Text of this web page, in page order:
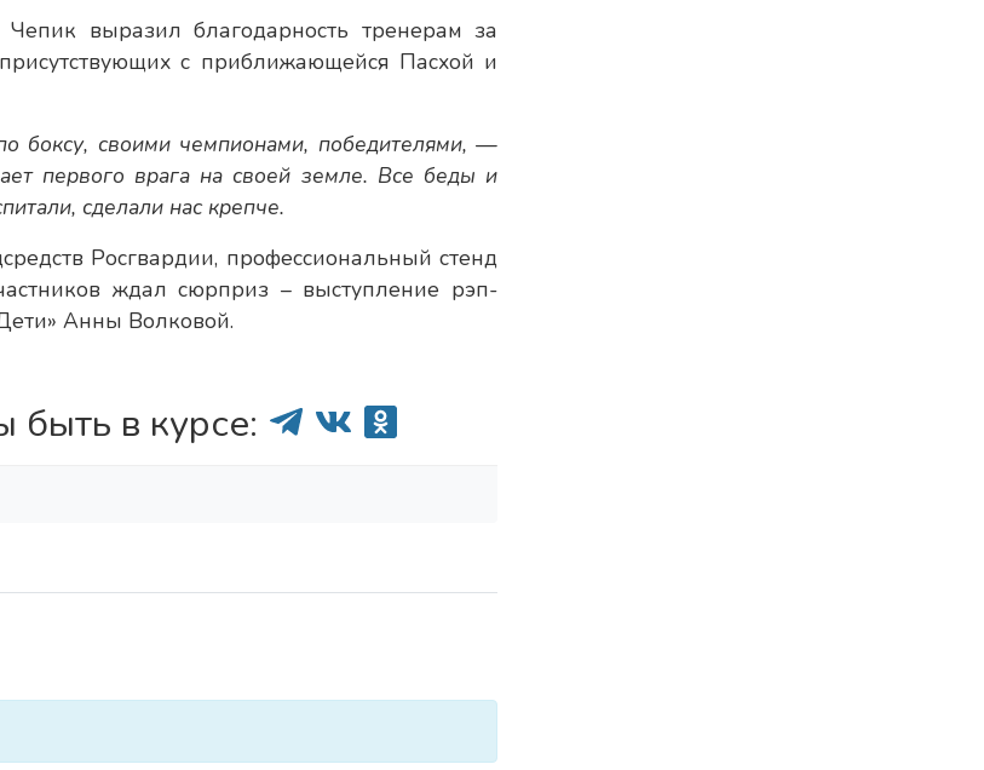
выразил благодарность тренерам за
с приближающейся Пасхой и
боксу, своими чемпионами, победителями, —
первого врага на своей земле. Все беды и
сделали нас крепче.
Росгвардии, профессиональный стенд
ждал сюрприз – выступление рэп-
Анны Волковой.
быть в курсе: